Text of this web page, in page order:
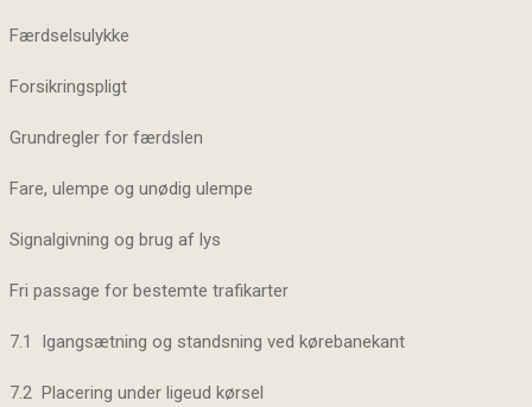
Færdselsulykke
Forsikringspligt
Grundregler for færdslen
Fare, ulempe og unødig ulempe
Signalgivning og brug af lys
Fri passage for bestemte trafikarter
7.1 Igangsætning og standsning ved kørebanekant
7.2 Placering under ligeud kørsel